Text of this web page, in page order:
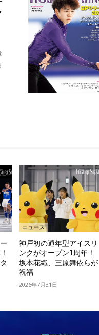
ニュース
神戸初の通年型アイスリ
ンクがオープン1周年！
坂本花織、三原舞依らが
祝福
2026年7月31日